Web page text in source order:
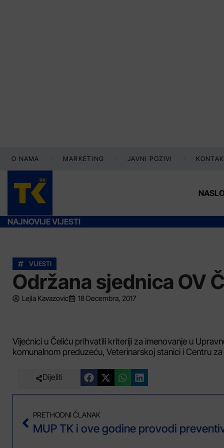
O NAMA MARKETING JAVNI POZIVI
NAJNOVIJE VIJESTI
VIJESTI
Održana sjednica OV
Lejla Kavazovic 18 Decembra, 2017
Vijećnici u Čeliću prihvatili kriteriji za imenovanje u
komunalnom preduzeću, Veterinarskoj stanici i Centru za
Dijeliti
PRETHODNI ČLANAK